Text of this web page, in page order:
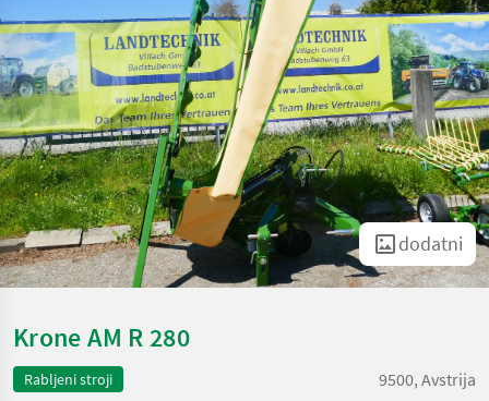
dodatni
Krone AM R 280
Rabljeni stroji 9500, Avstrija